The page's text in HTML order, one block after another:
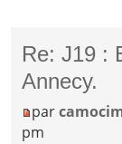
Re: J19 :
Annecy.
par
pm